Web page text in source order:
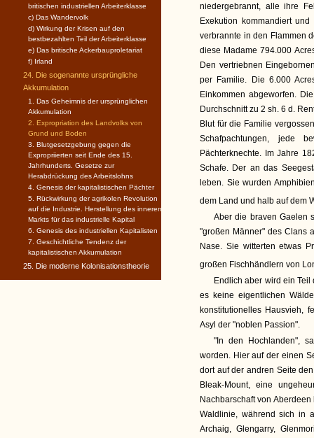
niedergebrannt, alle ihre
Exekution kommandiert
verbrannte in den Flammen
diese Madame 794.000
Den vertriebnen
per Familie. Die 6.000
Einkommen abgeworfen.
Durchschnitt zu 2 sh. 6 d.
Blut für die Familie
Schafpachtungen, jede
Pächterknechte. Im Jahre
Schafe. Der an das
leben. Sie wurden
dem Land und halb auf dem
Aber die braven Gaelen
"großen Männer" des Clans
Nase. Sie witterten etwas
großen Fischhändlern von
Endlich aber wird ein
es keine eigentlichen
konstitutionelles Hausvieh,
Asyl der "noblen Passion".
"In den Hochlanden",
worden. Hier auf der einen
dort auf der andren Seite
Bleak-Mount, eine
Nachbarschaft von
Waldlinie, während sich in
Archaig, Glengarry,
britischen industriellen Arbeiterklasse
c) Das Wandervolk
d) Wirkung der Krisen auf den
bestbezahlten Teil der Arbeiterklasse
e) Das britische Ackerbauproletariat
f) Irland
24. Die sogenannte ursprüngliche
Akkumulation
1. Das Geheimnis der ursprünglichen
Akkumulation
2. Expropriation des Landvolks von
Grund und Boden
3. Blutgesetzgebung gegen die
Expropriierten seit Ende des 15.
Jahrhunderts. Gesetze zur
Herabdrückung des Arbeitslohns
4. Genesis der kapitalistischen Pächter
5. Rückwirkung der agrikolen Revolution
auf die Industrie. Herstellung des inneren
Markts für das industrielle Kapital
6. Genesis des industriellen Kapitalisten
7. Geschichtliche Tendenz der
kapitalistischen Akkumulation
25. Die moderne Kolonisationstheorie